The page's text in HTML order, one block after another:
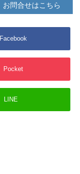
お問合せはこちら
Facebook
Pocket
LINE